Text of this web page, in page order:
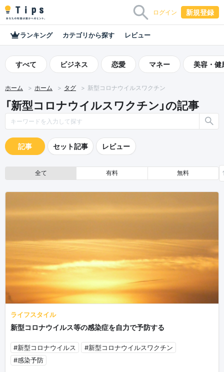
ログイン 新規登録
ランキング カテゴリから探す レビュー
すべて ビジネス 恋愛 マネー 美容・健
ホーム ホーム タグ 新型コロナウイルスワクチン
「新型コロナウイルスワクチン」の記事
記事 セット記事 レビュー
全て 有料 無料
ライフスタイル
新型コロナウイルス等の感染症を自力で予防する
#新型コロナウイルス
#新型コロナウイルスワクチン
#感染予防